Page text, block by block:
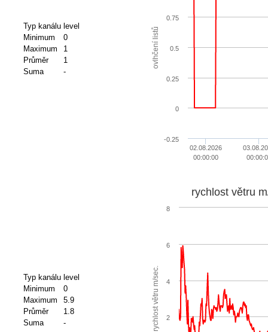
Typ kanálu level
Minimum
0
Maximum
1
Průměr
1
Suma
-
ovlhčení listů
02.08.2026
00:00:00
-0.25
0
0.25
0.5
0.75
Typ kanálu level
Minimum
0
Maximum
5.9
Průměr
1.8
Suma
- rychlost větru m/sec.
rychlost větru
2
4
6
8